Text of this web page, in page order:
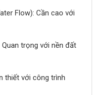
Flow): Cần cao với
trọng với nền đất
thiết với công trình